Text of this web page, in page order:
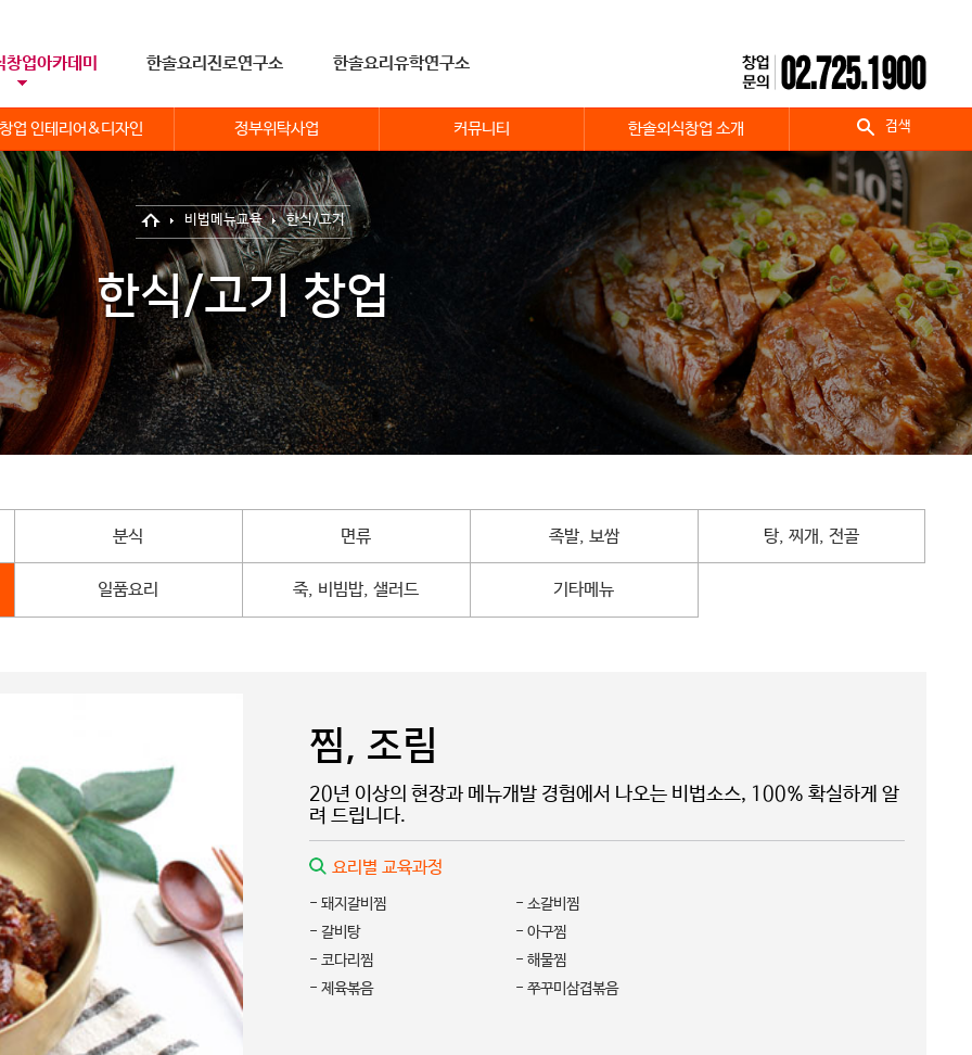
업아카데미 한솔요리진로연구소 한솔요리유학연구소
검색
창업 인테리어&디자인 정부위탁사업 커뮤니티 한솔외식창업 소개
비법메뉴교육 한식/고기
한식/고기 창업
분식 면류 족발, 보쌈 탕, 찌개, 전골
일품요리 죽, 비빔밥, 샐러드 기타메뉴
찜, 조림
20년 이상의 현장과 메뉴개발 경험에서 나오는 비법소스, 100% 확실하게 알
려 드립니다.
요리별 교육과정
- 돼지갈비찜
- 소갈비찜
- 갈비탕
- 아구찜
- 코다리찜
- 해물찜
- 제육볶음
- 쭈꾸미삼겹볶음